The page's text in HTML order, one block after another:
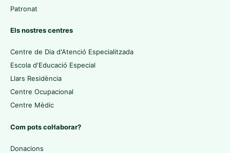
Patronat
Els nostres centres
Centre de Dia d'Atenció Especialitzada
Escola d'Educació Especial
Llars Residència
Centre Ocupacional
Centre Mèdic
Com pots col·laborar?
Donacions